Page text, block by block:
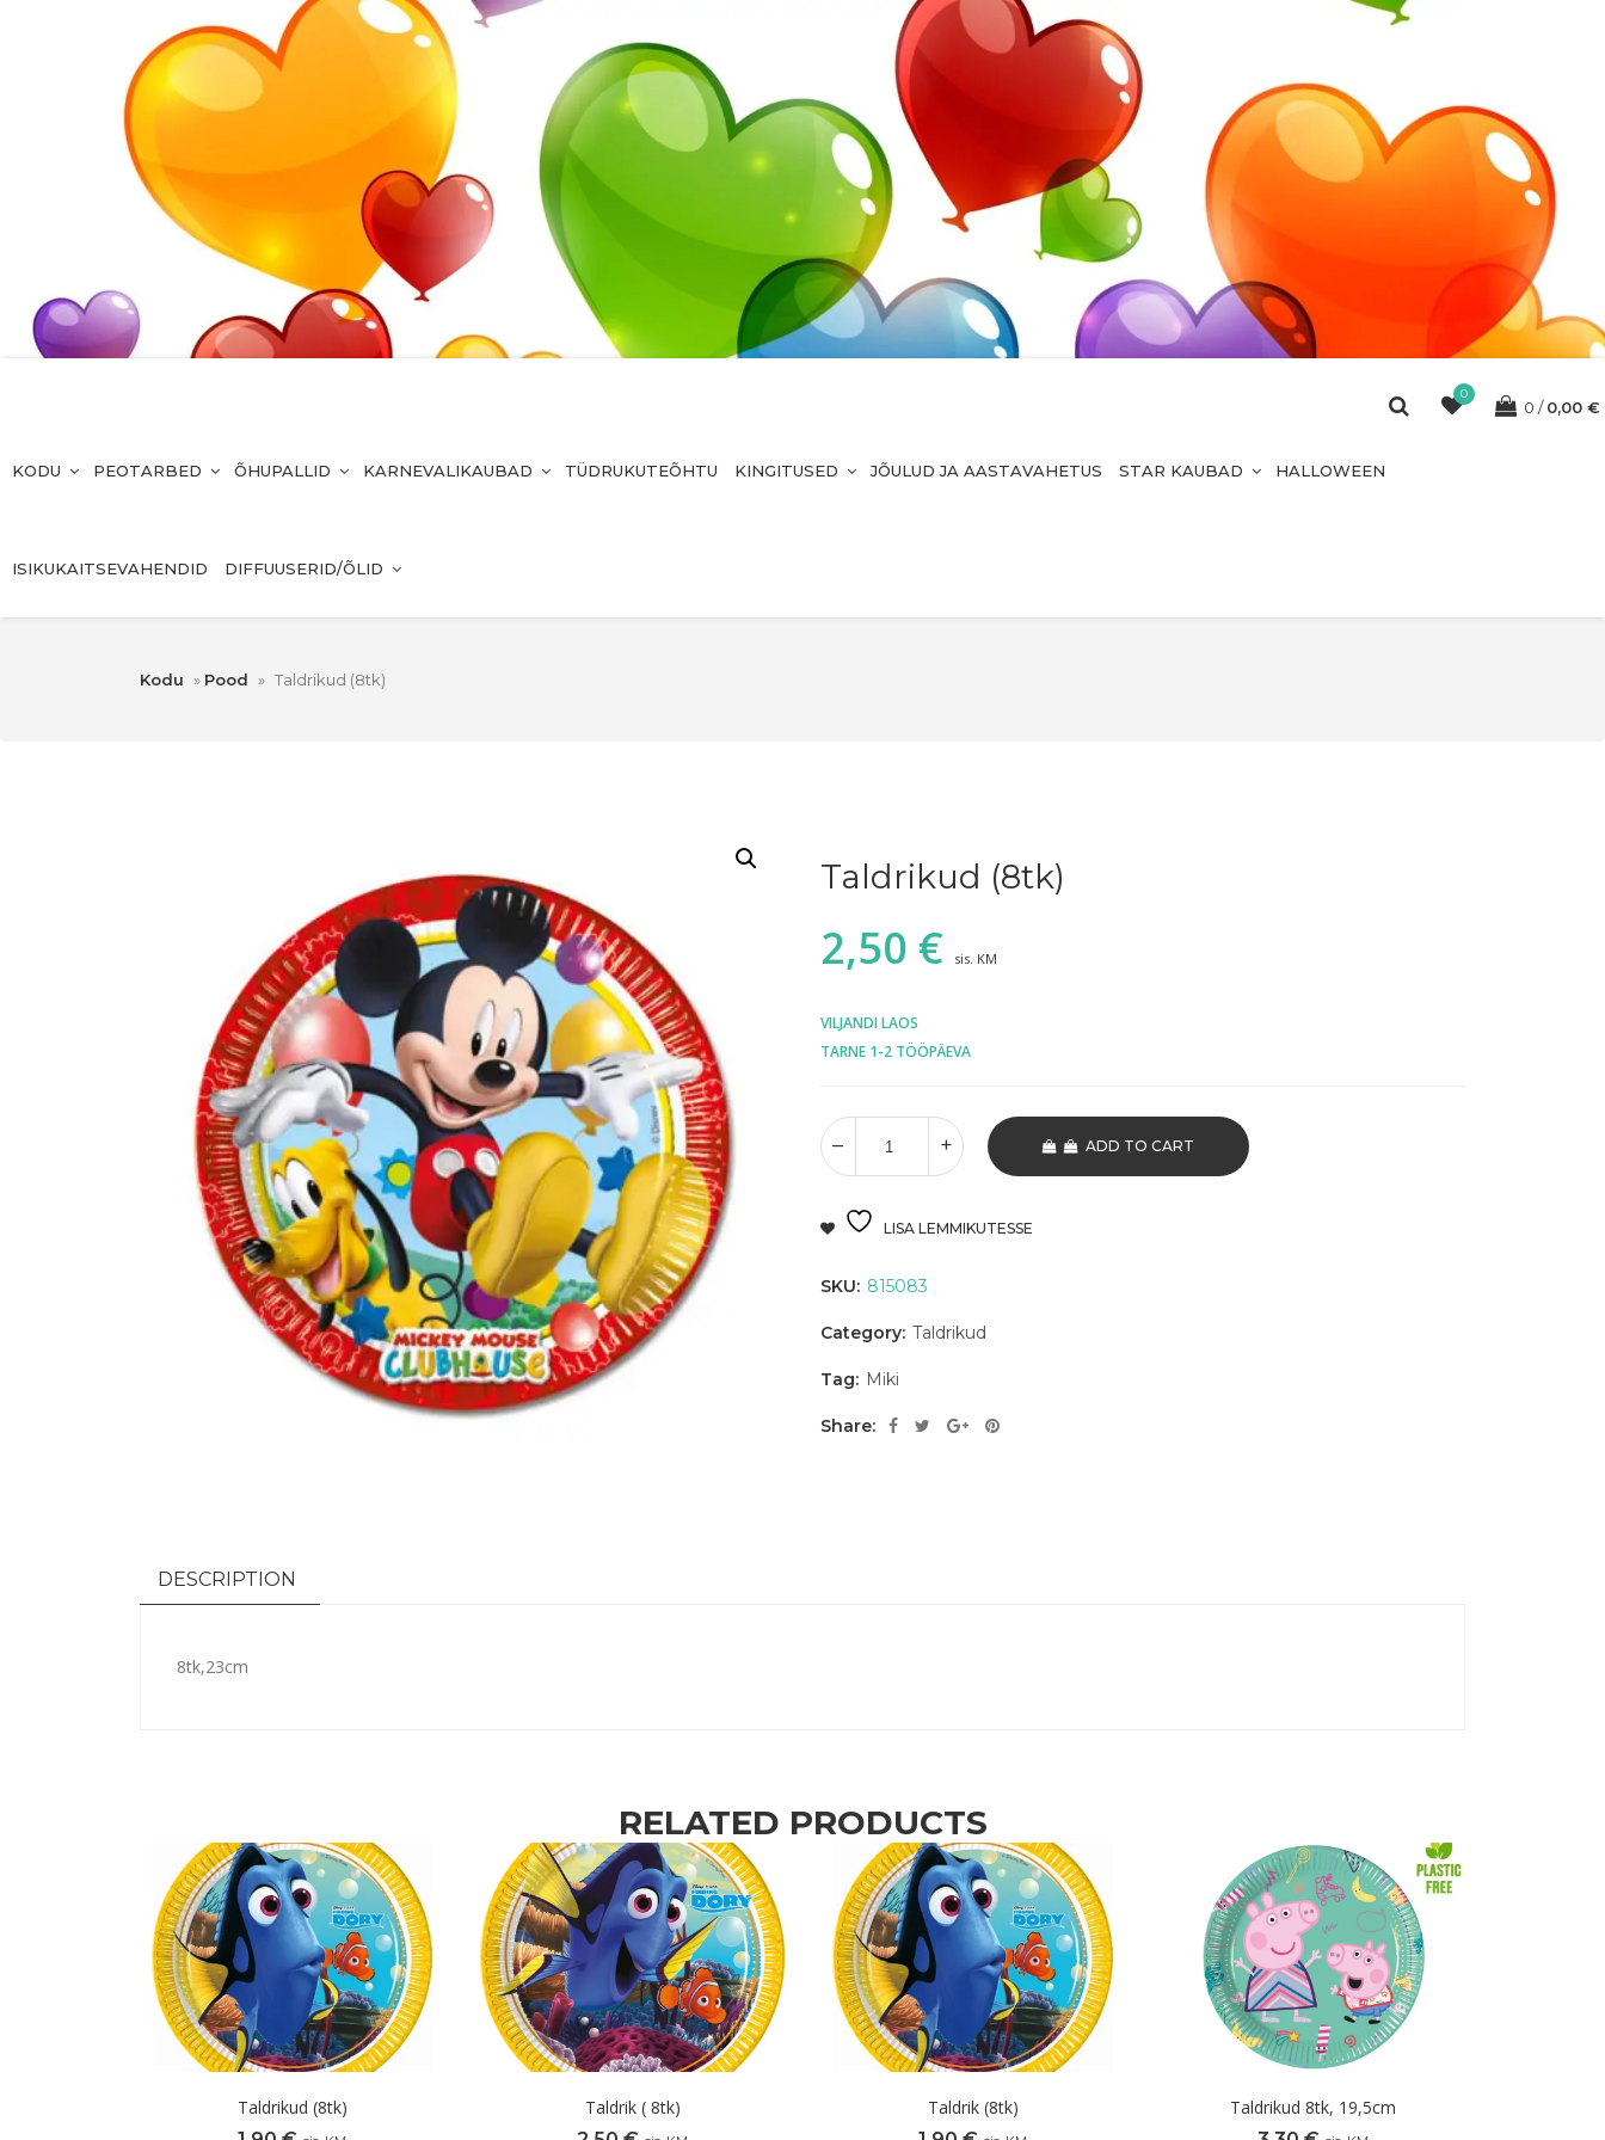
0
0 0,00 €
KODU PEOTARBED ÕHUPALLID KARNEVALIKAUBAD TÜDRUKUTEÕHTU KINGITUSED JÕULUD JA AASTAVAHETUS STAR KAUBAD HALLOWEEN
ISIKUKAITSEVAHENDID DIFFUUSERID/ÕLID
Kodu » Pood » Taldrikud (8tk)
Taldrikud (8tk)
2,50 € sis. KM
VILJANDI LAOS
TARNE 1-2 TÖÖPÄEVA
ADD TO CART
LISA LEMMIKUTESSE
SKU: 815083
Category: Taldrikud
Tag: Miki
Share:
DESCRIPTION
8tk,23cm
RELATED PRODUCTS
Taldrikud (8tk)
Taldrik ( 8tk)
Taldrik (8tk)
Taldrikud 8tk, 19,5cm